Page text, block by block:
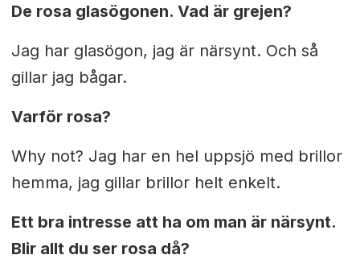
De rosa glasögonen. Vad är grejen?
Jag har glasögon, jag är närsynt. Och så
gillar jag bågar.
Varför rosa?
Why not? Jag har en hel uppsjö med brillor
hemma, jag gillar brillor helt enkelt.
Ett bra intresse att ha om man är närsynt.
Blir allt du ser rosa då?